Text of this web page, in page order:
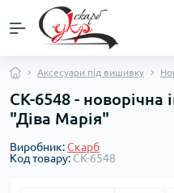
Аксесуари під вишивку
СК-6548 - новорічна
"Діва Марія"
Виробник:Скарб
Код товару: СК-6548